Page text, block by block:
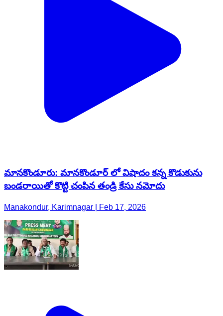
మానకొండూరు: మానకొండూర్ లో విషాదం కన్న కొడుకును
బండరాయితో కొట్టి చంపిన తండ్రి కేసు నమోదు
Manakondur, Karimnagar | Feb 17, 2026